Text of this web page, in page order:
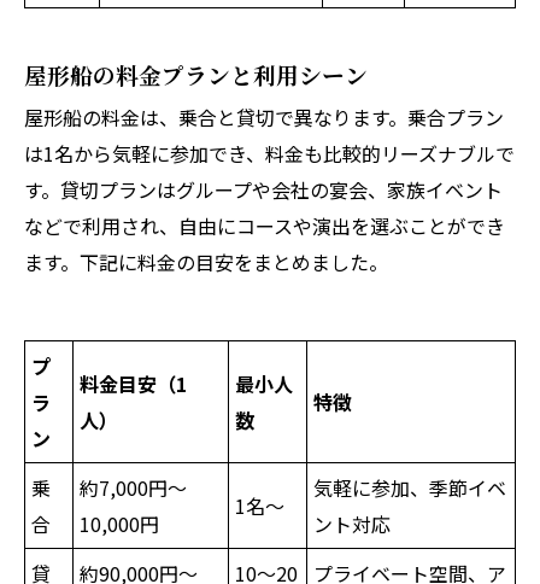
屋形船の料金プランと利用シーン
屋形船の料金は、乗合と貸切で異なります。乗合プラン
は1名から気軽に参加でき、料金も比較的リーズナブルで
す。貸切プランはグループや会社の宴会、家族イベント
などで利用され、自由にコースや演出を選ぶことができ
ます。下記に料金の目安をまとめました。
プ
ラ
ン
料金目安（1
人）
最小人
数
特徴
乗
合
約7,000円～
10,000円
1名～
気軽に参加、季節イベ
ント対応
貸
約90,000円～
10～20
プライベート空間、ア